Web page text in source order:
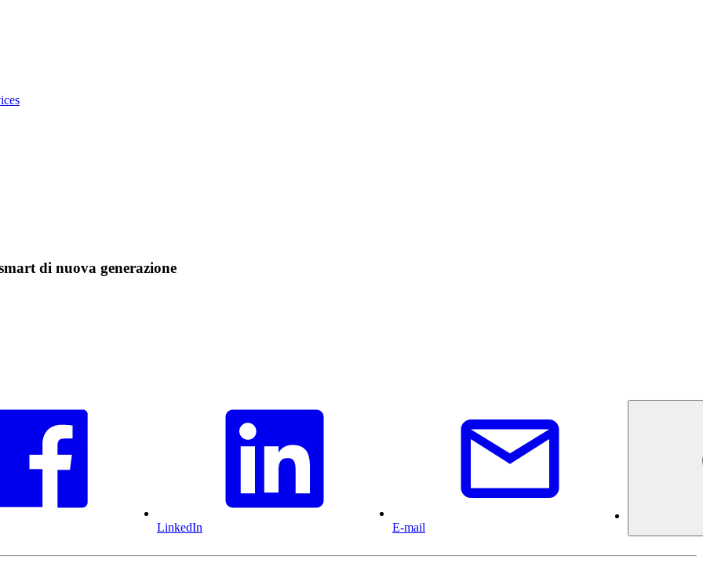
di nuova generazione
LinkedIn E-mail